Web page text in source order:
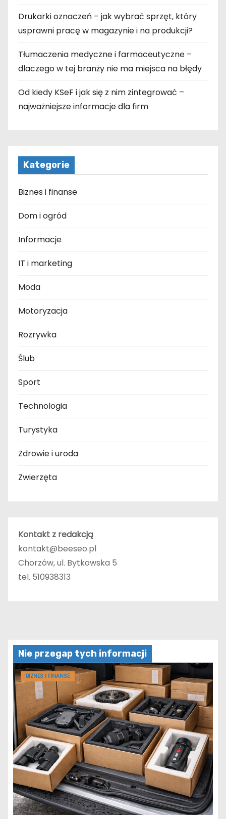
Drukarki oznaczeń – jak wybrać sprzęt, który
usprawni pracę w magazynie i na produkcji?
Tłumaczenia medyczne i farmaceutyczne –
dlaczego w tej branży nie ma miejsca na błędy
Od kiedy KSeF i jak się z nim zintegrować –
najważniejsze informacje dla firm
Kategorie
Biznes i finanse
Dom i ogród
Informacje
IT i marketing
Moda
Motoryzacja
Rozrywka
Ślub
Sport
Technologia
Turystyka
Zdrowie i uroda
Zwierzęta
Kontakt z redakcją
kontakt@beeseo.pl
Chorzów, ul. Bytkowska 5
tel. 510938313
Nie przegap tych informacji
BIZNES I FINANSE